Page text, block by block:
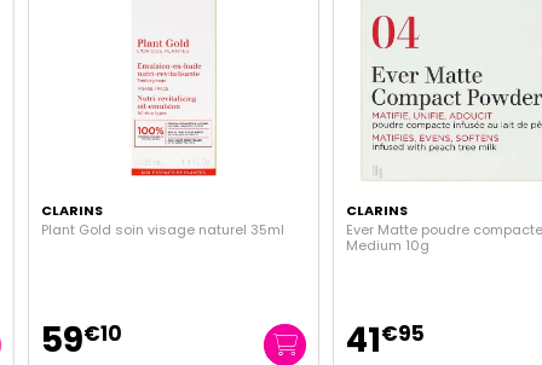
CLARINS
Plant Gold soin visage naturel 35ml
59€10
CLARINS
Ever Matte poudre compacte
Medium 10g
41€95